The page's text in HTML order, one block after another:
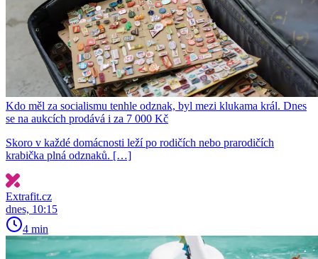
Kdo měl za socialismu tenhle odznak, byl mezi klukama král. Dnes
se na aukcích prodává i za 7 000 Kč
Skoro v každé domácnosti leží po rodičích nebo prarodičích
krabička plná odznaků. […]
Extrafit.cz
dnes, 10:15
4 min